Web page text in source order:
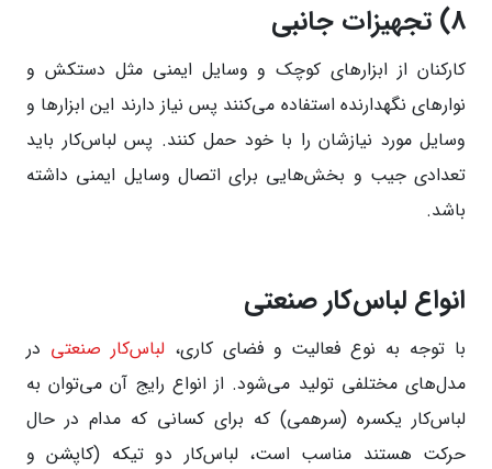
8) تجهیزات جانبی
کارکنان از ابزار‌های کوچک و وسایل ایمنی مثل دستکش و
نوار‌های نگهدارنده استفاده می‌کنند پس نیاز دارند این ابزار‌ها و
وسایل مورد نیازشان را با خود حمل کنند. پس لباس‌کار باید
تعدادی جیب و بخش‌هایی برای اتصال وسایل ایمنی داشته
باشد.
انواع لباس‌کار صنعتی
با توجه به نوع فعالیت و فضای کاری، لباس‌کار صنعتی در
مدل‌های مختلفی تولید می‌شود. از انواع رایج آن می‌توان به
لباس‌کار یکسره (سرهمی) که برای کسانی که مدام در حال
حرکت هستند مناسب است، لباس‌کار دو تیکه (کاپشن و